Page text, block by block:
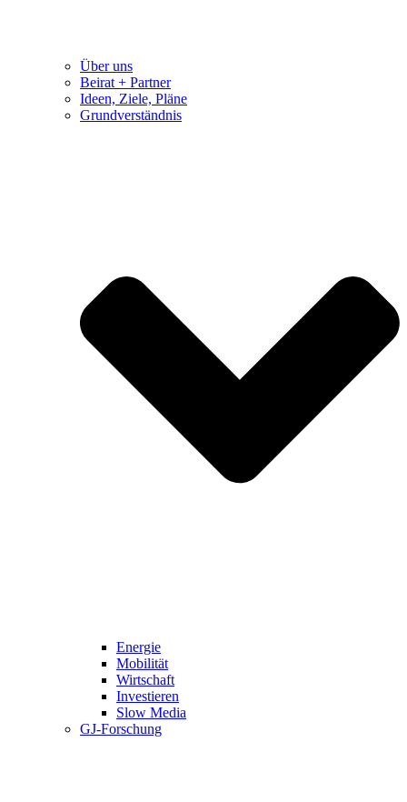
Über uns
Beirat + Partner
Ideen, Ziele, Pläne
Grundverständnis
Energie
Mobilität
Wirtschaft
Investieren
Slow Media
GJ-Forschung